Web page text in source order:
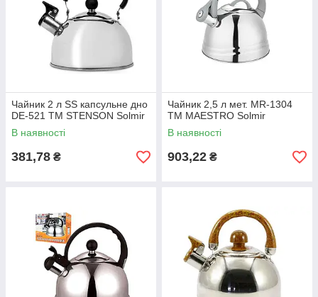
Чайник 2 л SS капсульне дно
DE-521 ТМ STENSON Solmir
В наявності
381,78 ₴
Чайник 2,5 л мет. MR-1304
ТМ MAESTRO Solmir
В наявності
903,22 ₴